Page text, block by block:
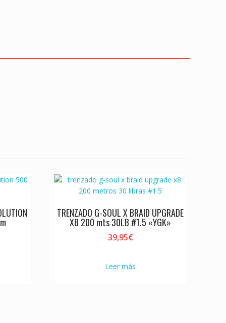
TRENZADO G-SOUL X BRAID UPGRADE
X8 200 mts 30LB #1.5 «YGK»
39,95€
Leer más